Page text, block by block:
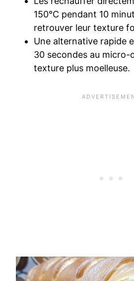
150°C pendant 10
retrouver leur texture
Une alternative rapide
30 secondes au micro-
texture plus moelleuse.